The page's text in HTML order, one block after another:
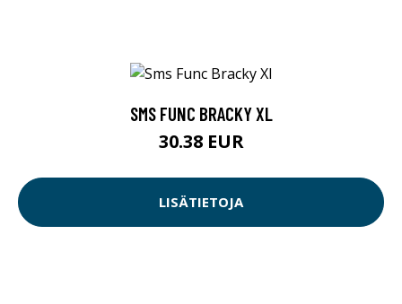
SMS FUNC BRACKY XL
30.38 EUR
LISÄTIETOJA